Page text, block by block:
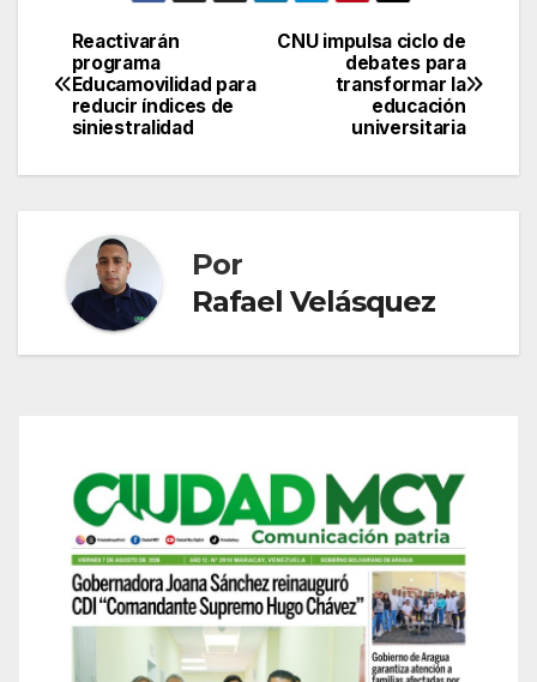
Navegación
de
CNU impulsa ciclo de
debates para
transformar la
educación
universitaria
Reactivarán
programa
Educamovilidad para
reducir índices de
siniestralidad
Por
Rafael Velásquez